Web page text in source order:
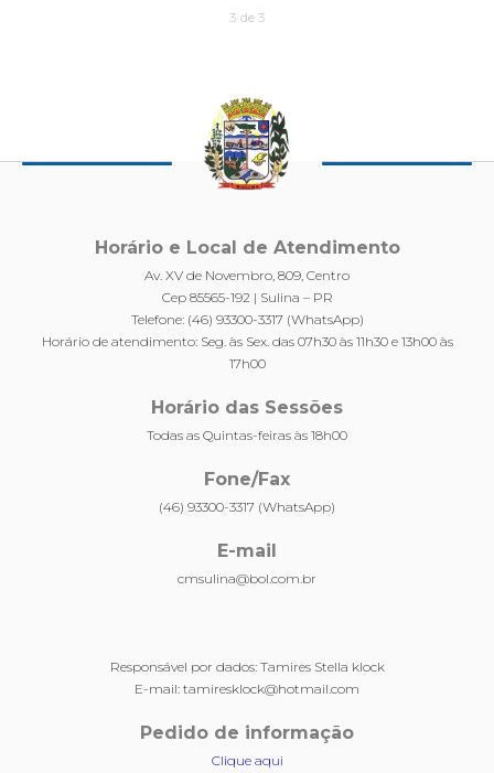
3 de 3
Horário e Local de Atendimento
Av. XV de Novembro, 809, Centro
Cep 85565-192 | Sulina – PR
Telefone: (46) 93300-3317 (WhatsApp)
Horário de atendimento: Seg. às Sex. das 07h30 às 11h30 e 13h00 às
17h00
Horário das Sessões
Todas as Quintas-feiras às 18h00
Fone/Fax
(46) 93300-3317 (WhatsApp)
E-mail
cmsulina@bol.com.br
Responsável por dados: Tamires Stella klock
E-mail: tamiresklock@hotmail.com
Pedido de informação
Clique aqui